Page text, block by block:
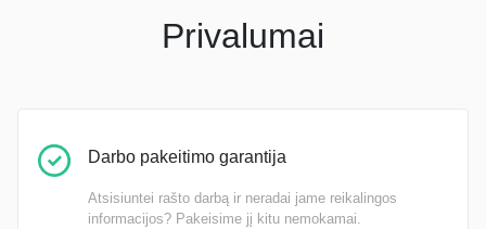
Privalumai
Darbo pakeitimo garantija
Atsisiuntei rašto darbą ir neradai jame reikalingos
informacijos? Pakeisime jį kitu nemokamai.